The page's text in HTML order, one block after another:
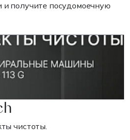
и получите посудомоечную
чистоты.